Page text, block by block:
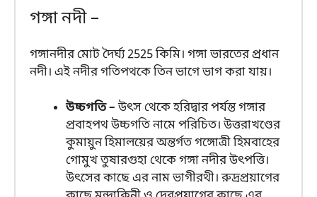
গঙ্গা নদী –
গঙ্গানদীর মোট দৈর্ঘ্য 2525 কিমি। গঙ্গা ভারতের প্রধান
নদী। এই নদীর গতিপথকে তিন ভাগে ভাগ করা যায়।
উচ্চগতি –উৎস থেকে হরিদ্বার পর্যন্ত গঙ্গার
প্রবাহপথ উচ্চগতি নামে পরিচিত। উত্তরাখণ্ডের
কুমায়ুন হিমালয়ের অন্তর্গত গঙ্গোত্রী হিমবাহের
গোমুখ তুষারগুহা থেকে গঙ্গা নদীর উৎপত্তি।
উৎসের কাছে এর নাম ভাগীরথী। রুদ্রপ্রয়াগের